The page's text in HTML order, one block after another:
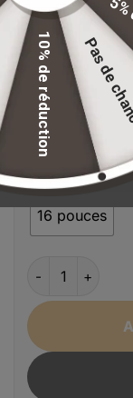
Stock
standards de
Couleur
Bleu Gris
Taille
16 pouces
Alternative:
Pas
10% de réduction